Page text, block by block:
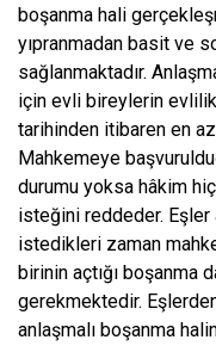
boşanma hali
yıpranmadan basit ve
sağlanmaktadır.
için evli bireylerin
tarihinden itibaren en
Mahkemeye
durumu yoksa hâkim
isteğini reddeder. Eşler
istedikleri zaman
birinin açtığı boşanma
gerekmektedir.
anlaşmalı boşanma